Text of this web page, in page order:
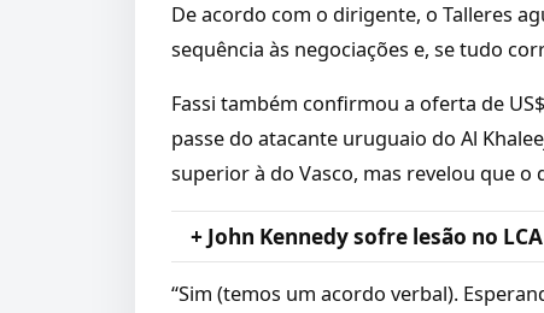
De acordo com o dirigente, o Talleres
sequência às negociações e, se tudo
Fassi também confirmou a oferta de
passe do atacante uruguaio do Al
superior à do Vasco, mas revelou que
+ John Kennedy sofre lesão no
“Sim (temos um acordo verbal).